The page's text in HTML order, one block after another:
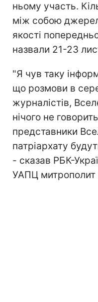
ньому участь.
між собою
якості
назвали 21-23
"Я чув таку
що розмови в
журналістів,
нічого не
представники
патріархату
- сказав РБК-
УАПЦ митрополит